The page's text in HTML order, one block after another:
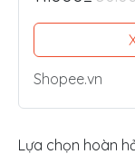
Shopee.vn
Lựa chọn hoàn